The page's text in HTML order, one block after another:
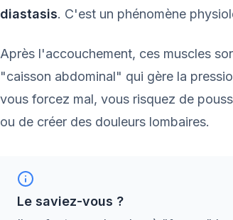
diastasis. C'est un phénomène
Après l'accouchement, ces muscles
"caisson abdominal" qui gère la
vous forcez mal, vous risquez de
ou de créer des douleurs lombaires.
Le saviez-vous ?